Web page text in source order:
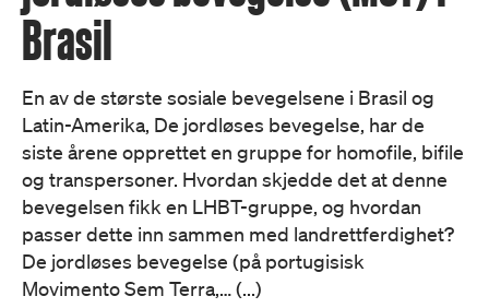
Brasil
En av de største sosiale bevegelsene i Brasil og
Latin-Amerika, De jordløses bevegelse, har de
siste årene opprettet en gruppe for homofile, bifile
og transpersoner. Hvordan skjedde det at denne
bevegelsen fikk en LHBT-gruppe, og hvordan
passer dette inn sammen med landrettferdighet?
De jordløses bevegelse (på portugisisk
Movimento Sem Terra,… (...)